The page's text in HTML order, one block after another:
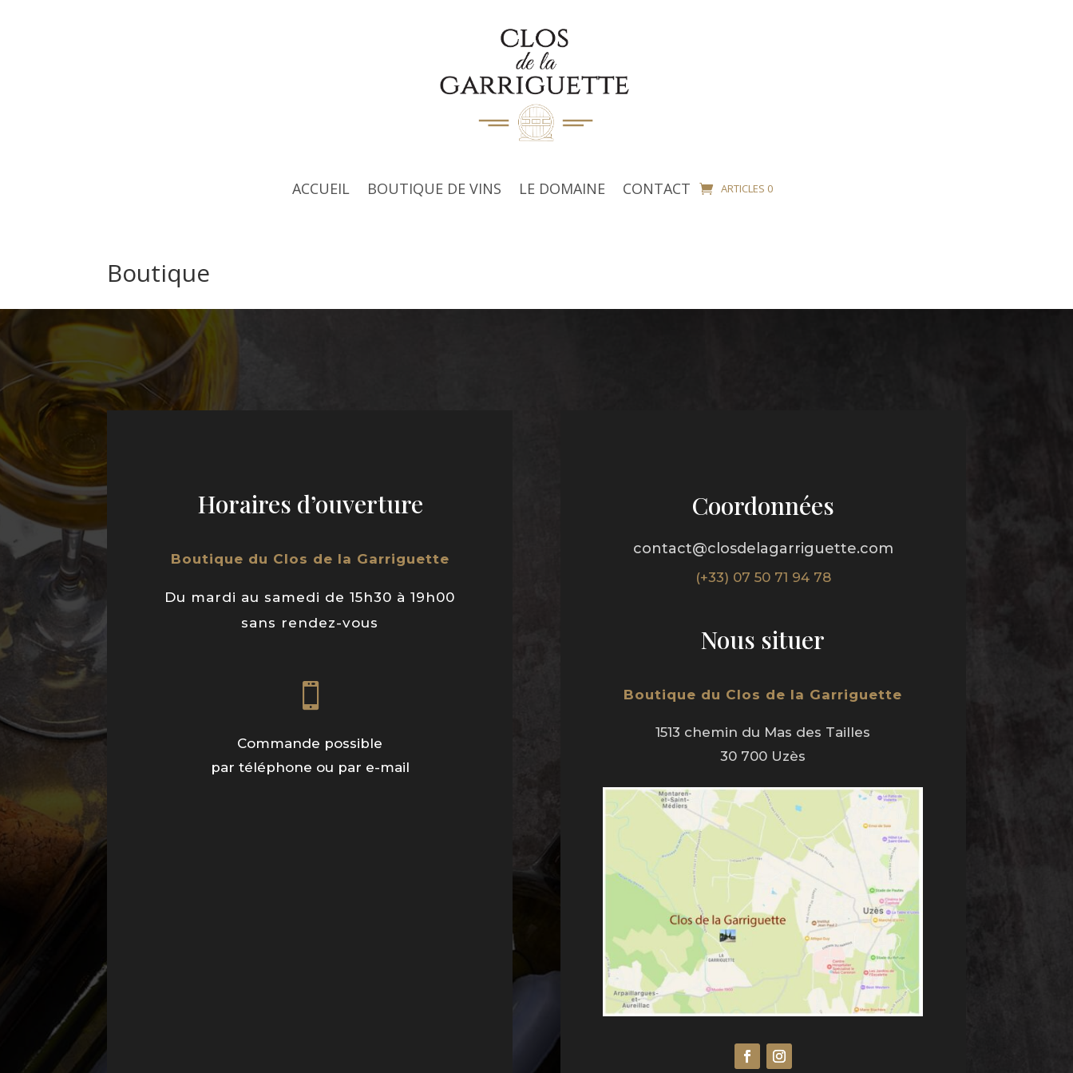
ACCUEIL BOUTIQUE DE VINS LE DOMAINE CONTACT ARTICLES 0
Boutique
Horaires d’ouverture
Boutique du Clos de la Garriguette
Du mardi au samedi de 15h30 à 19h00
sans rendez-vous

Commande possible
par téléphone ou par e-mail
Coordonnées
contact@closdelagarriguette.com
(+33) 07 50 71 94 78
Nous situer
Boutique du Clos de la Garriguette
1513 chemin du Mas des Tailles
30 700 Uzès